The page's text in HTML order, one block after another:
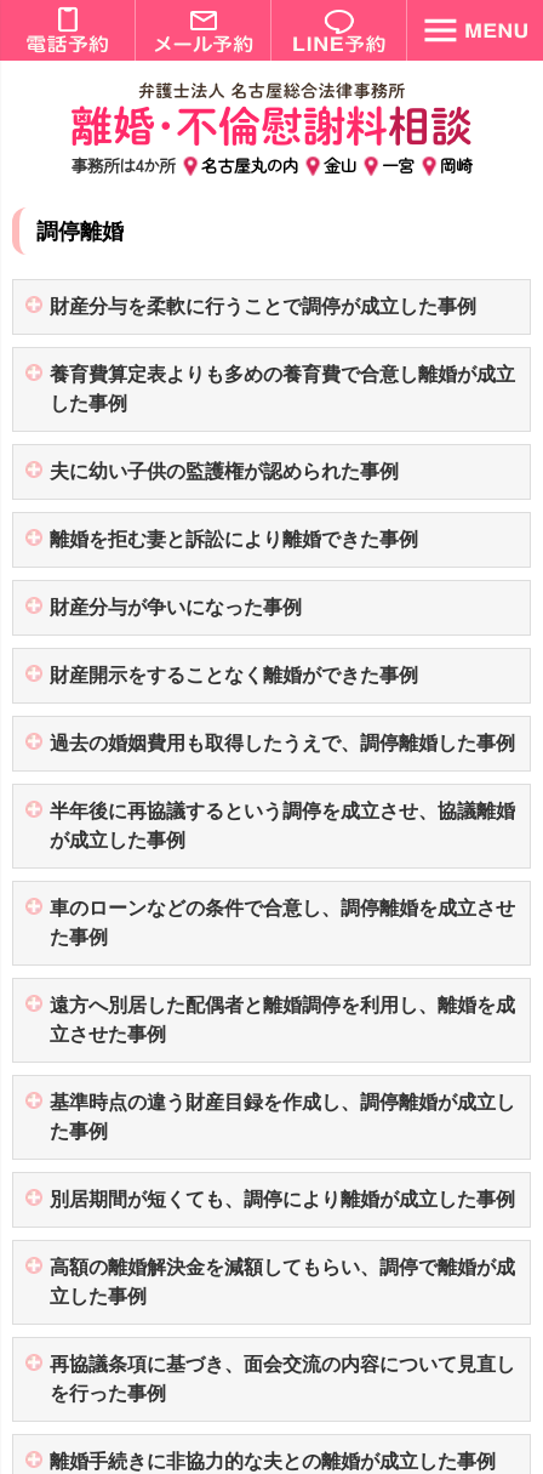
事務所は4か所 名古屋丸の内 金山 一宮 岡崎
調停離婚
財産分与を柔軟に行うことで調停が成立した事例
養育費算定表よりも多めの養育費で合意し離婚が成立
した事例
夫に幼い子供の監護権が認められた事例
離婚を拒む妻と訴訟により離婚できた事例
財産分与が争いになった事例
財産開示をすることなく離婚ができた事例
過去の婚姻費用も取得したうえで、調停離婚した事例
半年後に再協議するという調停を成立させ、協議離婚
が成立した事例
車のローンなどの条件で合意し、調停離婚を成立させ
た事例
遠方へ別居した配偶者と離婚調停を利用し、離婚を成
立させた事例
基準時点の違う財産目録を作成し、調停離婚が成立し
た事例
別居期間が短くても、調停により離婚が成立した事例
高額の離婚解決金を減額してもらい、調停で離婚が成
立した事例
再協議条項に基づき、面会交流の内容について見直し
を行った事例
離婚手続きに非協力的な夫との離婚が成立した事例